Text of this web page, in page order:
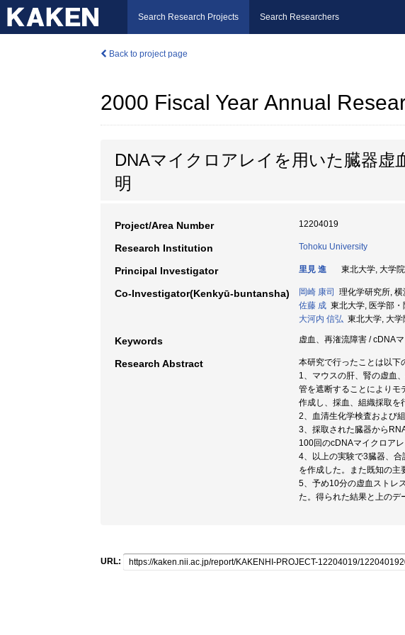
Search Research Projects Search Researchers
Back to project page
2000 Fiscal Year Annual
DNAマイクロアレイを用いた臓器虚
明
Project/Area Number 12204019
Research Institution Tohoku University
Principal Investigator 里見 進 東北大学, 大学
Co-Investigator(Kenkyū-buntansha) 岡崎 康司
理化学研究所,
佐藤 成 東北大学, 医学部
大河内 信弘 東北大学, 大
Keywords 虚血、再潅流障害 / cDNA
Research Abstract
本研究で行ったことは以下
1、マウスの肝、腎の虚血
管を遮断することによりモ
作成し、採血、組織採取を
2、血清生化学検査および
3、採取された臓器から
100回のcDNAマイクロア
4、以上の実験で3臓器、
を作成した。また既知の主
5、予め10分の虚血ストレ
た。得られた結果と上のデ
URL: